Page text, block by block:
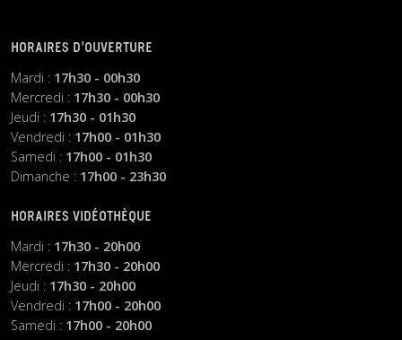
HORAIRES D’OUVERTURE
Mardi : 17h30 - 00h30
Mercredi : 17h30 - 00h30
Jeudi : 17h30 - 01h30
Vendredi : 17h00 - 01h30
Samedi : 17h00 - 01h30
Dimanche : 17h00 - 23h30
HORAIRES VIDÉOTHÈQUE
Mardi : 17h30 - 20h00
Mercredi : 17h30 - 20h00
Jeudi : 17h30 - 20h00
Vendredi : 17h00 - 20h00
Samedi : 17h00 - 20h00